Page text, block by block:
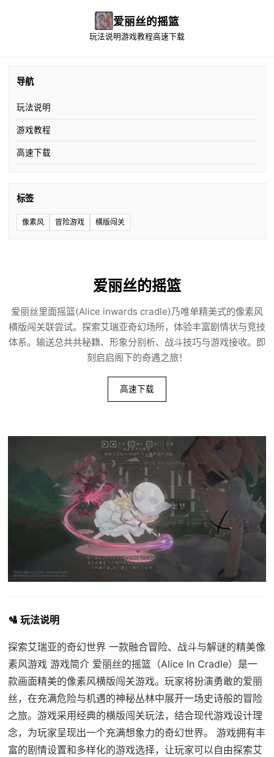
爱丽丝的摇篮
玩法说明游戏教程高速下载
导航
玩法说明
游戏教程
高速下载
标签
像素风 冒险游戏 横版闯关
爱丽丝的摇篮
爱丽丝里面摇篮(Alice inwards cradle)乃唯单精美式的像素风
横版闯关联尝试。探索艾瑞亚奇幻场所，体验丰富剧情状与竞技
体系。输送总共共秘籍、形象分别析、战斗技巧与游戏接收。即
刻启启阁下的奇遇之旅！
高速下载
🛂 玩法说明
探索艾瑞亚的奇幻世界 一款融合冒险、战斗与解谜的精美像
素风游戏 游戏简介 爱丽丝的摇篮（Alice In Cradle）是一
款画面精美的像素风横版闯关游戏。玩家将扮演勇敢的爱丽
丝，在充满危险与机遇的神秘丛林中展开一场史诗般的冒险
之旅。游戏采用经典的横版闯关玩法，结合现代游戏设计理
念，为玩家呈现出一个充满想象力的奇幻世界。 游戏拥有丰
富的剧情设置和多样化的游戏选择，让玩家可以自由探索艾